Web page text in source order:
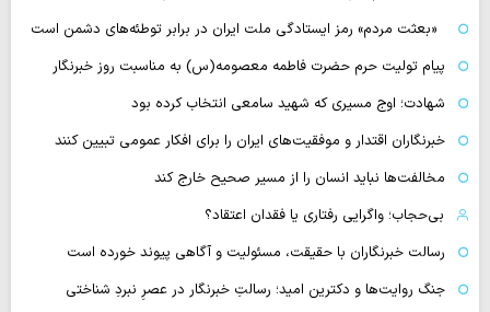
«بعثت مردم» رمز ایستادگی ملت ایران در برابر توطئه‌های دشمن است
پیام تولیت حرم حضرت فاطمه معصومه(س) به مناسبت روز خبرنگار
شهادت؛ اوج مسیری که شهید سامعی انتخاب کرده بود
خبرنگاران اقتدار و موفقیت‌های ایران را برای افکار عمومی تبیین کنند
مخالفت‌ها نباید انسان را از مسیر صحیح خارج کند
بی‌حجاب؛ واگرایی رفتاری یا فقدان اعتقاد؟
رسالت خبرنگاران با حقیقت، مسئولیت و آگاهی پیوند خورده است
جنگ روایت‌ها و دکترین امید؛ رسالتِ خبرنگار در عصرِ نبردِ شناختی